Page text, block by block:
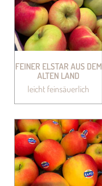
FEINER ELSTAR AUS DEM
ALTEN LAND
leicht feinsäuerlich